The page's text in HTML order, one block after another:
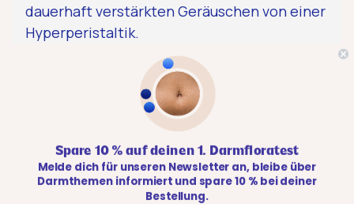
dauerhaft verstärkten Geräuschen von einer
Hyperperistaltik.
Verringerte Darmgeräusche:
Während des Schlafs, aber auch z. B. durch
die Einnahme von Medikamenten treten
Darmgeräusche seltener auf bzw. sind leiser
Spare 10 % auf deinen 1. Darmfloratest
Melde dich für unseren Newsletter an, bleibe über
Darmthemen informiert und spare 10 % bei deiner
Bestellung.